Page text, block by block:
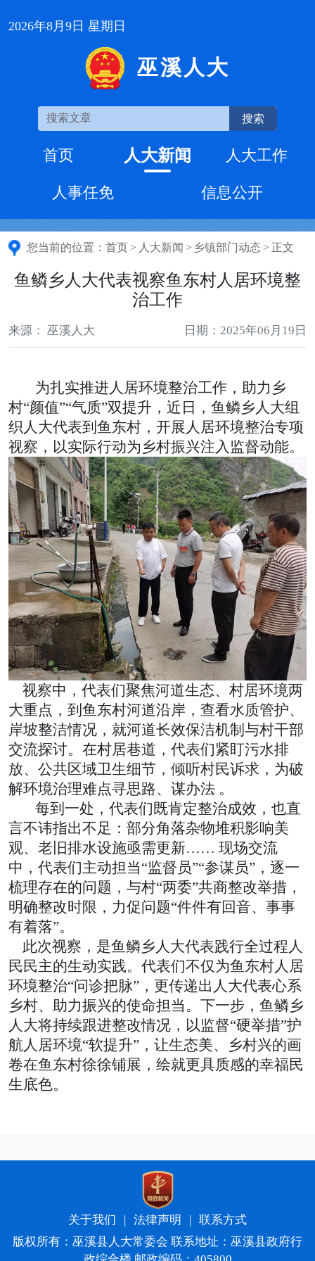
2026年8月9日 星期日
巫溪人大
搜索
首页 人大新闻 人大工作
人事任免 信息公开
您当前的位置： 首页 > 人大新闻 > 乡镇部门动态 > 正文
鱼鳞乡人大代表视察鱼东村人居环境整
治工作
来源： 巫溪人大 日期：2025年06月19日
为扎实推进人居环境整治工作，助力乡
村“颜值”“气质”双提升， 近 日，鱼鳞乡人大组
织人大代表到 鱼东村，开展人居环境整治专项
视察，以实际行动为乡村振兴注入监督动能。
视察中，代表们聚焦河道生态、村居环境两
大重点，到鱼东村河道沿岸，查看水质管护、
岸坡整洁情况，就河道长效保洁机制与村干部
交流探讨。在村居巷道，代表们紧盯污水排
放、公共区域卫生细节，倾听村民诉求，为破
解环境治理难点寻思路、谋办法 。
每到一处，代表们既肯定整治成效，也直
言不讳指出不足：部分角落杂物堆积影响美
观、老旧排水设施亟需更新…… 现场交流
中，代表们主动担当“监督员”“参谋员”， 逐一
梳理存在的问题 ，与村“两委”共商整改举措，
明确整改时限，力促问题“件件有回音、事事
有着落”。
此次视察，是鱼鳞乡人大代表践行全过程人
民民主的生动实践。代表们不仅为鱼东村人居
环境整治“问诊把脉”，更传递出人大代表心系
乡村、助力振兴的使命担当。下一步， 鱼鳞乡
人大将持续跟进整改情况，以监督“硬举措”护
航人居环境“软提升”，让生态美、乡村兴的画
卷在鱼东村徐徐铺展，绘就更具质感的幸福民
生底色。
关于我们 | 法律声明 | 联系方式
版权所有：巫溪县人大常委会 联系地址：巫溪县政府行